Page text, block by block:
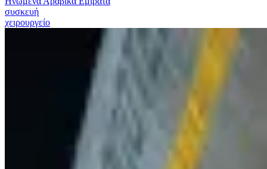
συσκευή
χειρουργείο